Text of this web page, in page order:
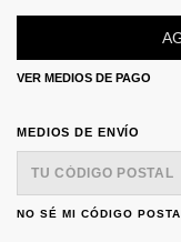
VER MEDIOS DE PAGO
ENTREGAS PARA EL CP:
MEDIOS DE ENVÍO
NO SÉ MI CÓDIGO